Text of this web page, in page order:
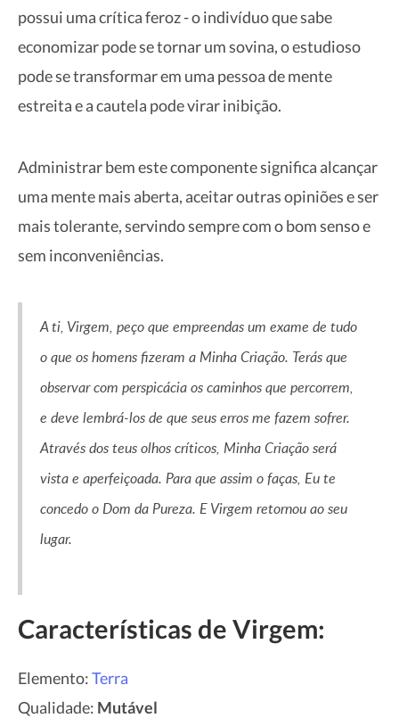
possui uma crítica feroz - o indivíduo que sabe
economizar pode se tornar um sovina, o estudioso
pode se transformar em uma pessoa de mente
estreita e a cautela pode virar inibição.
Administrar bem este componente significa alcançar
uma mente mais aberta, aceitar outras opiniões e ser
mais tolerante, servindo sempre com o bom senso e
sem inconveniências.
A ti, Virgem, peço que empreendas um exame de tudo
o que os homens fizeram a Minha Criação. Terás que
observar com perspicácia os caminhos que percorrem,
e deve lembrá-los de que seus erros me fazem sofrer.
Através dos teus olhos críticos, Minha Criação será
vista e aperfeiçoada. Para que assim o faças, Eu te
concedo o Dom da Pureza. E Virgem retornou ao seu
lugar.
Características de Virgem:
Elemento:Terra
Qualidade: Mutável